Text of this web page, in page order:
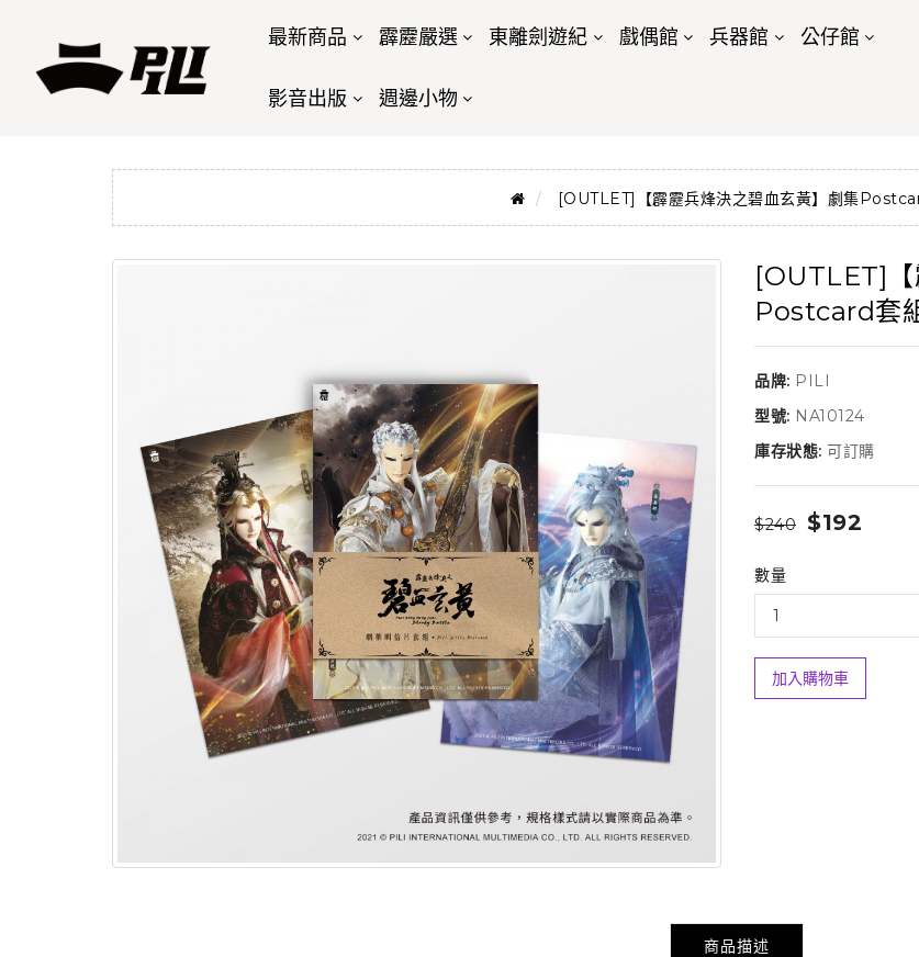
最新商品 霹靂嚴選 東離劍遊紀 戲偶館 兵器館 公仔館
影音出版 週邊小物
[OUTLET]【霹靂兵烽決之碧血玄黃】劇集
[OUTLET]【
Postcard套
品牌: PILI
型號: NA10124
庫存狀態: 可訂購
$240 $192
數量
加入購物車
商品描述